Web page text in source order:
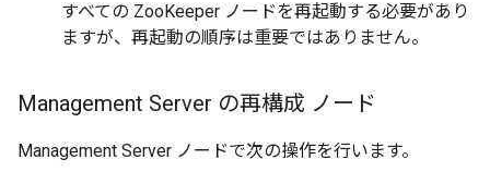
すべての ZooKeeper ノードを再起動する必要があり
ますが、再起動の順序は重要ではありません。
Management Server の再構成 ノード
Management Server ノードで次の操作を行います。